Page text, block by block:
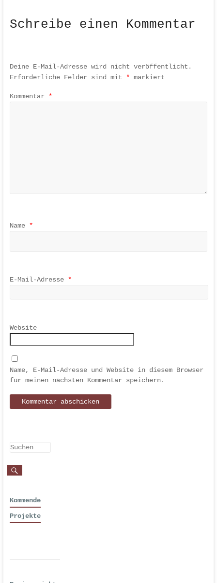
Schreibe einen Kommentar
Deine E-Mail-Adresse wird nicht veröffentlicht.
Erforderliche Felder sind mit * markiert
Kommentar *
Name *
E-Mail-Adresse *
Website
Name, E-Mail-Adresse und Website in diesem Browser
für meinen nächsten Kommentar speichern.
Kommende
Projekte